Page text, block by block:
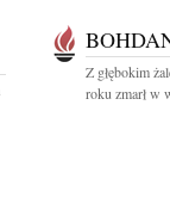
Z głębokim
roku zmarł w